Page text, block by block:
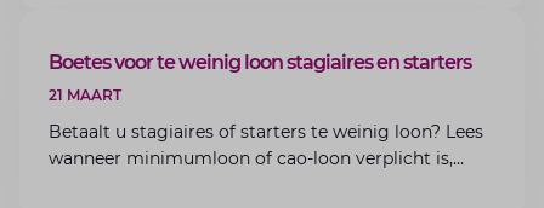
ARTIKEL
Boetes voor te weinig loon stagiaires en starters
21 MAART
Betaalt u stagiaires of starters te weinig loon? Lees
wanneer minimumloon of cao-loon verplicht is,